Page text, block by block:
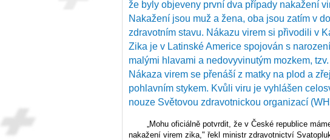
že byly objeveny první dva případy nakažení
Nakažení jsou muž a žena, oba jsou zatím v
zdravotním stavu. Nákazu virem si přivodili v
Zika je v Latinské Americe spojován s
malými hlavami a nedovyvinutým mozkem,
Nákaza virem se přenáší z matky na plod a
pohlavním stykem. Kvůli viru je vyhlášen
nouze Světovou zdravotnickou organizací
„Mohu oficiálně potvrdit, že v České republice
nakažení virem zika," řekl ministr zdravotnictví